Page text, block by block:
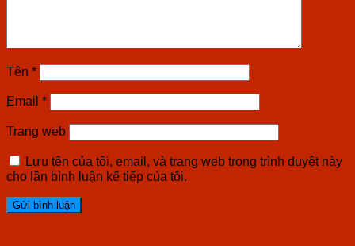
Tên *
Email *
Trang web
Lưu tên của tôi, email, và trang web trong trình duyệt này
cho lần bình luận kế tiếp của tôi.